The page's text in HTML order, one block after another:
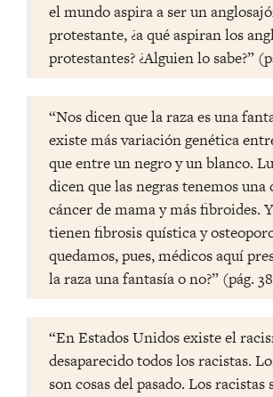
el mundo aspira a ser un
protestante, ¿a qué aspiran los
protestantes? ¿Alguien lo sabe?”
“Nos dicen que la raza es una
existe más variación genética
que entre un negro y un blanco.
dicen que las negras tenemos una
cáncer de mama y más fibroides.
tienen fibrosis quística y
quedamos, pues, médicos aquí
la raza una fantasía o no?” (pág.
“En Estados Unidos existe el
desaparecido todos los racistas.
son cosas del pasado. Los racistas